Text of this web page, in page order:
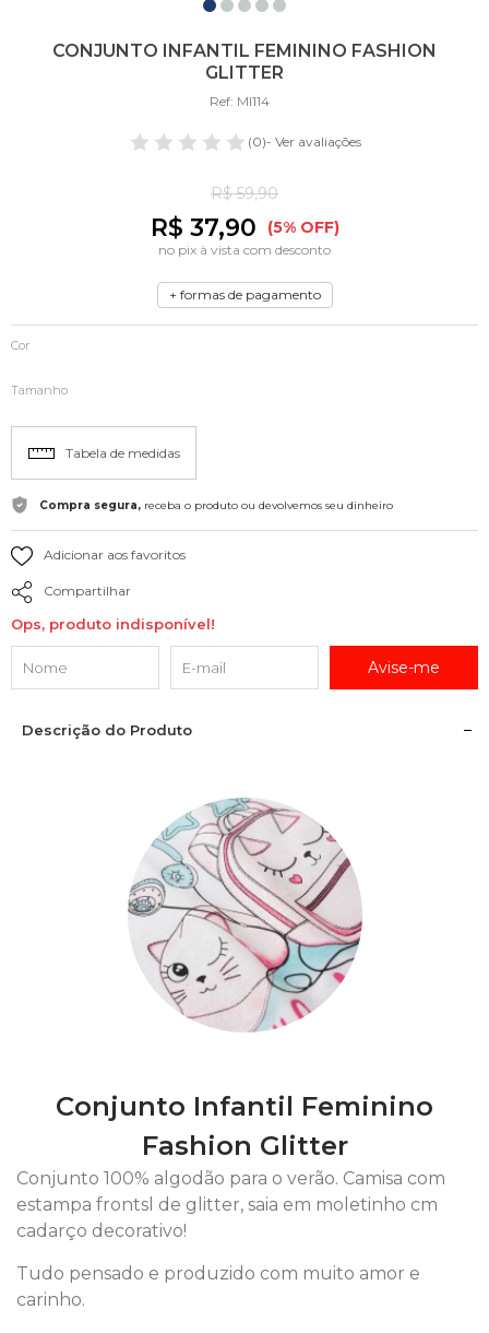
CONJUNTO INFANTIL FEMININO FASHION
GLITTER
Ref: MI114
(0)- Ver avaliações
R$ 59,90
R$ 37,90 (5% OFF)
no pix à vista com desconto
+ formas de pagamento
Cor
Tamanho
Tabela de medidas
Compra segura, receba o produto ou devolvemos seu dinheiro
Adicionar aos favoritos
Compartilhar
Ops, produto indisponível!
Avise-me
Descrição do Produto
Conjunto Infantil Feminino
Fashion Glitter
Conjunto 100% algodão para o verão. Camisa com
estampa frontsl de glitter, saia em moletinho cm
cadarço decorativo!
Tudo pensado e produzido com muito amor e
carinho.